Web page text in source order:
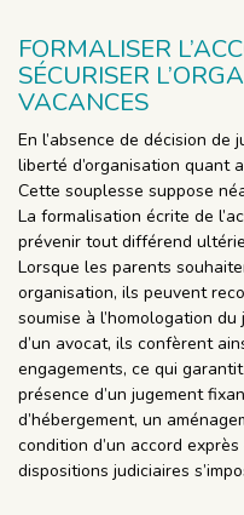
FORMALISER
SÉCURISER
VACANCES
En l’absence de décision de
liberté d’organisation quant
Cette souplesse suppose
La formalisation écrite de
prévenir tout différend
Lorsque les parents
organisation, ils peuvent
soumise à l’homologation
d’un avocat, ils confèrent
engagements, ce qui
présence d’un jugement
d’hébergement, un
condition d’un accord
dispositions judiciaires